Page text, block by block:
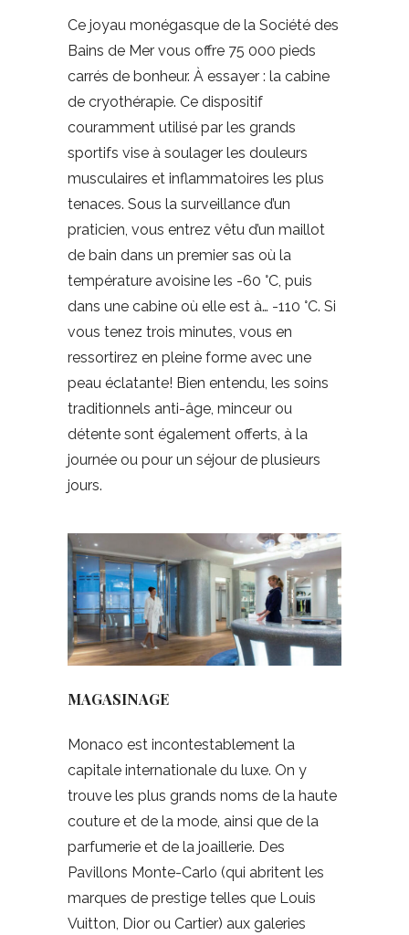
Ce joyau monégasque de la Société des
Bains de Mer vous offre 75 000 pieds
carrés de bonheur. À essayer : la cabine
de cryothérapie. Ce dispositif
couramment utilisé par les grands
sportifs vise à soulager les douleurs
musculaires et inflammatoires les plus
tenaces. Sous la surveillance d’un
praticien, vous entrez vêtu d’un maillot
de bain dans un premier sas où la
température avoisine les -60 °C, puis
dans une cabine où elle est à… -110 °C. Si
vous tenez trois minutes, vous en
ressortirez en pleine forme avec une
peau éclatante! Bien entendu, les soins
traditionnels anti-âge, minceur ou
détente sont également offerts, à la
journée ou pour un séjour de plusieurs
jours.
MAGASINAGE
Monaco est incontestablement la
capitale internationale du luxe. On y
trouve les plus grands noms de la haute
couture et de la mode, ainsi que de la
parfumerie et de la joaillerie. Des
Pavillons Monte-Carlo (qui abritent les
marques de prestige telles que Louis
Vuitton, Dior ou Cartier) aux galeries